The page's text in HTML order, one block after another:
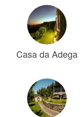
Casa da Adega